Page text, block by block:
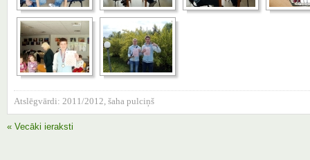
Atslēgvārdi: 2011/2012 šaha pulciņš
« Vecāki ieraksti